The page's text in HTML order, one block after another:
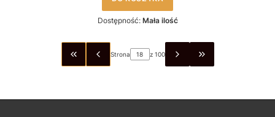
Dostępność: Mała ilość
WRÓĆ DO PIERWSZEJ STRONY Z PRODUKTAMI
Strona z 100 PRZEJDŹ DO